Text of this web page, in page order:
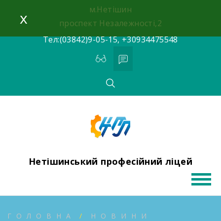
content
м.Нетішин
проспект Незалежності,2
Тел:(03842)9-05-15, +30934475548
Нетішинський професійний ліцей
ГОЛОВНА НОВИНИ
x